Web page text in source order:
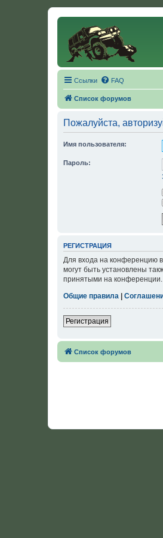
Ссылки FAQ
Список форумов
Пожалуйста,
Имя пользователя:
Пароль:
РЕГИСТРАЦИЯ
Для входа на конференцию
могут быть установлены
принятыми на конференции.
Общие правила |
Регистрация
Список форумов